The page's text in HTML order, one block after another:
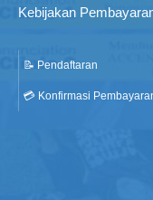
Kebijakan
📝 Pendaftaran
💳 Konfirmasi